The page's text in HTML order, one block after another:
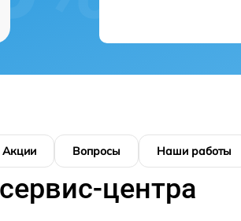
Акции Вопросы Наши работы
центра